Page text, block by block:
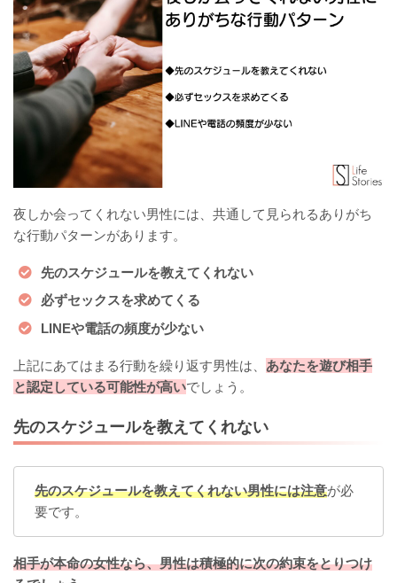
夜しか会ってくれない男性には、共通して見られるありがち
な行動パターンがあります。
先のスケジュールを教えてくれない
必ずセックスを求めてくる
LINEや電話の頻度が少ない
上記にあてはまる行動を繰り返す男性は、 あなたを遊び相手
と認定している可能性が高いでしょう。
先のスケジュールを教えてくれない
先のスケジュールを教えてくれない男性には注意が必
要です。
相手が本命の女性なら、男性は積極的に次の約束をとりつけ